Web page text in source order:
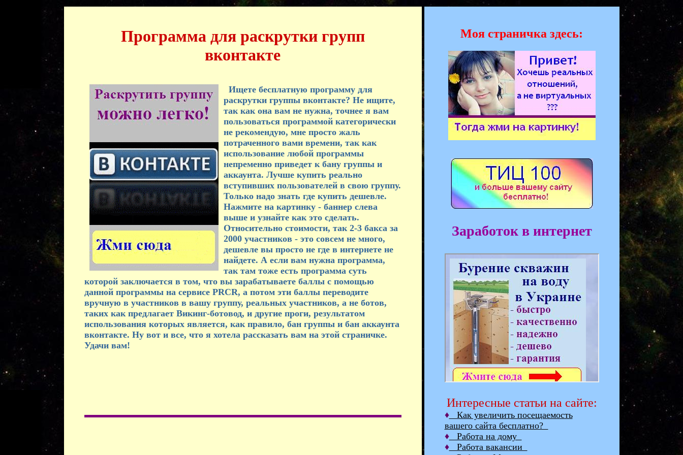
Программа для раскрутки групп
вконтакте
Ищете бесплатную программу для
раскрутки группы вконтакте? Не ищите,
так как она вам не нужна, точнее я вам
пользоваться программой категорически
не рекомендую, мне просто жаль
потраченного вами времени, так как
использование любой программы
непременно приведет к бану группы и
аккаунта. Лучше купить реально
вступивших пользователей в свою группу.
Только надо знать где купить дешевле.
Нажмите на картинку - баннер слева
выше и узнайте как это сделать.
Относительно стоимости, так 2-3 бакса за
2000 участников - это совсем не много,
дешевле вы просто не где в интернете не
найдете. А если вам нужна программа,
так там тоже есть программа суть
которой заключается в том, что вы зарабатываете баллы с помощью
данной программы на сервисе PRCR, а потом эти баллы переводите
вручную в участников в вашу группу, реальных участников, а не ботов,
таких как предлагает Викинг-ботовод, и другие проги, результатом
использования которых является, как правило, бан группы и бан аккаунта
вконтакте. Ну вот и все, что я хотела рассказать вам на этой страничке.
Удачи вам!
Моя страничка здесь:
Заработок в интернет
Интересные статьи на сайте:
♦Как увеличить посещаемость
вашего сайта бесплатно?
♦Работа на дому
♦Работа вакансии